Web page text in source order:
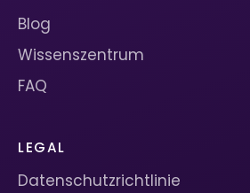
Blog
Wissenszentrum
FAQ
LEGAL
Datenschutzrichtlinie